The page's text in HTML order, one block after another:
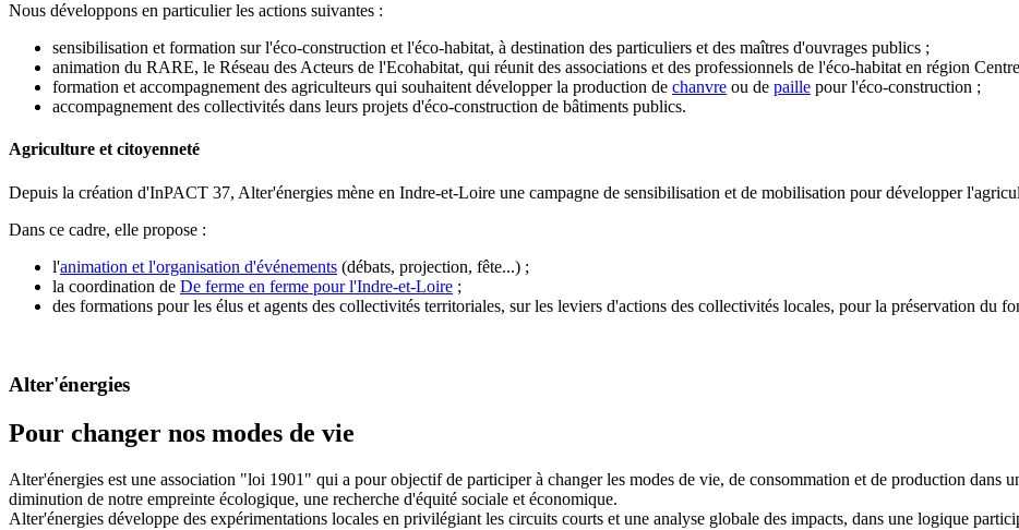
Nous développons en particulier les actions suivantes :
sensibilisation et formation sur l'éco-construction et l'éco-habitat, à destination des particuliers et des maîtres d'ouvrages publics ;
animation du RARE, le Réseau des Acteurs de l'Ecohabitat, qui réunit des associations et des professionnels de l'éco-habitat en région
formation et accompagnement des agriculteurs qui souhaitent développer la production de chanvre ou de paille pour l'éco-construction ;
accompagnement des collectivités dans leurs projets d'éco-construction de bâtiments publics.
Agriculture et citoyenneté
Depuis la création d'InPACT 37, Alter'énergies mène en Indre-et-Loire une campagne de sensibilisation et de mobilisation pour développer
Dans ce cadre, elle propose :
l'animation et l'organisation d'événements (débats, projection, fête...) ;
la coordination de De ferme en ferme pour l'Indre-et-Loire ;
des formations pour les élus et agents des collectivités territoriales, sur les leviers d'actions des collectivités locales, pour la préservation du
Alter'énergies
Pour changer nos modes de vie
Alter'énergies est une association "loi 1901" qui a pour objectif de participer à changer les modes de vie, de consommation et de production dans
diminution de notre empreinte écologique, une recherche d'équité sociale et économique.
Alter'énergies développe des expérimentations locales en privilégiant les circuits courts et une analyse globale des impacts, dans une logique